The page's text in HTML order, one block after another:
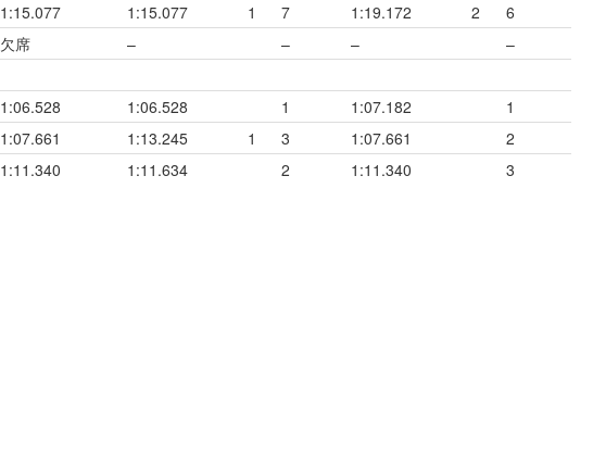
1:15.077 1:15.077 1 7 1:19.172 2
6
欠席 – – –
–
1:06.528 1:06.528 1 1:07.182
1
1:07.661 1:13.245 1 3 1:07.661
2
1:11.340 1:11.634 2 1:11.340 3